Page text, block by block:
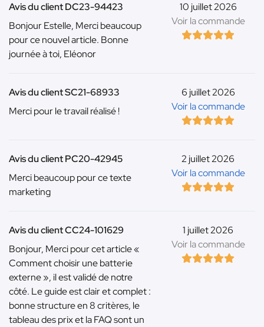
10 juillet 2026
Voir la commande
Avis du client DC23-94423
Bonjour Estelle, Merci beaucoup
pour ce nouvel article. Bonne
journée à toi, Eléonor
6 juillet 2026
Voir la commande
Avis du client SC21-68933
Merci pour le travail réalisé !
2 juillet 2026
Voir la commande
Avis du client PC20-42945
Merci beaucoup pour ce texte
marketing
1 juillet 2026
Voir la commande
Avis du client CC24-101629
Bonjour, Merci pour cet article «
Comment choisir une batterie
externe », il est validé de notre
côté. Le guide est clair et complet :
bonne structure en 8 critères, le
tableau des prix et la FAQ sont un